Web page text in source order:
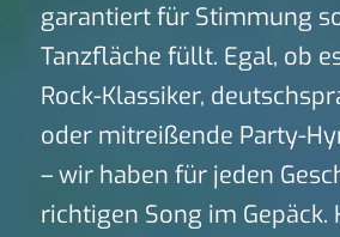
garantiert für Stimmung
Tanzfläche füllt. Egal, ob
Rock-Klassiker,
oder mitreißende Party-
– wir haben für jeden
richtigen Song im Gepäck.